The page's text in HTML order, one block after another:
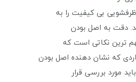
بی کیفیت را به
دقت به اصل بودن
ترین نکاتی است که
که نشان دهنده اصل بودن
مورد بررسی قرار